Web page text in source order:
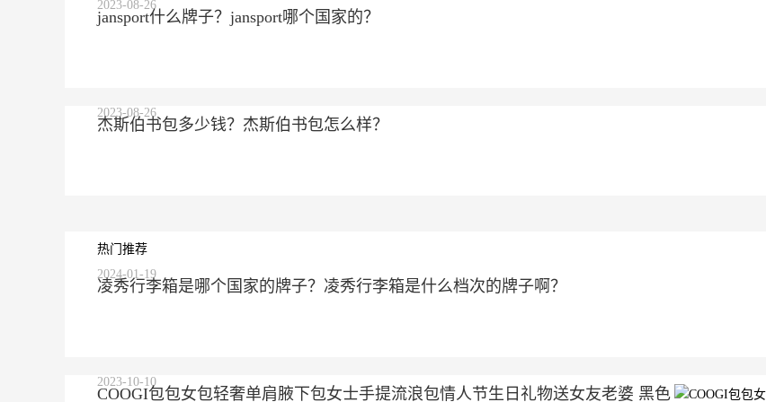
jansport什么牌子？jansport哪个国家的？
2023-08-26
杰斯伯书包多少钱？杰斯伯书包怎么样？
2023-08-26
热门推荐
凌秀行李箱是哪个国家的牌子？凌秀行李箱是什么档次的牌子啊？
2024-01-19
COOGI包包女包轻奢单肩腋下包女士手提流浪包情人节生日礼物送女友老婆 黑色
2023-10-10